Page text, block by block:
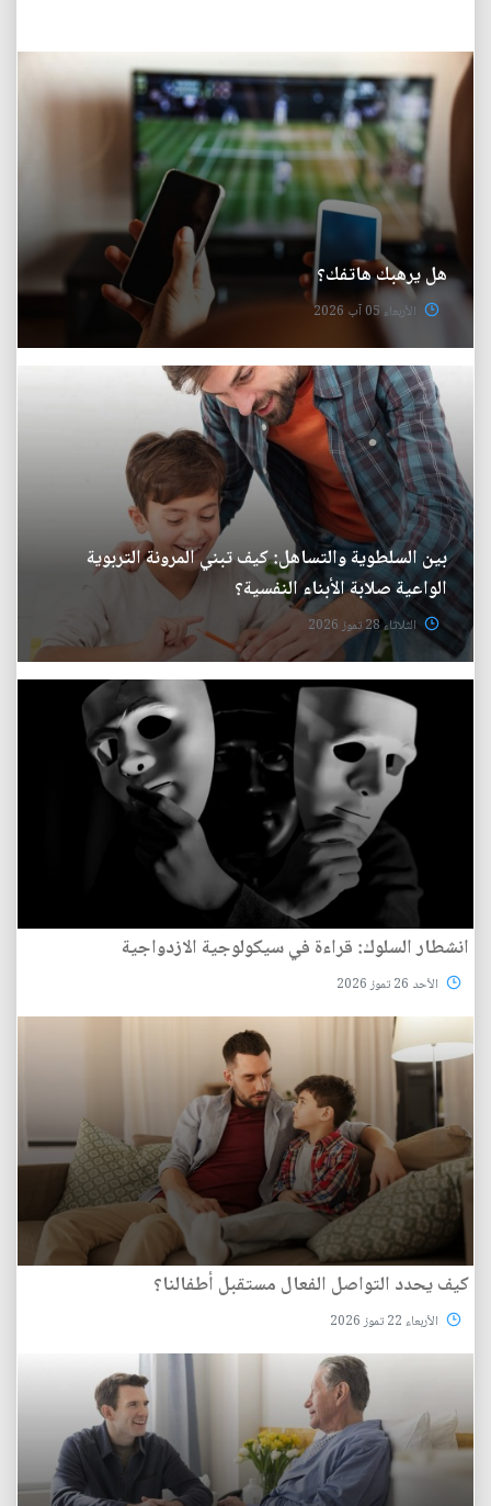
هل يرهبك هاتفك؟
الأربعاء 05 آب 2026
بين السلطوية والتساهل: كيف تبني المرونة التربوية
الواعية صلابة الأبناء النفسية؟
الثلاثاء 28 تموز 2026
انشطار السلوك: قراءة في سيكولوجية الازدواجية
الأحد 26 تموز 2026
كيف يحدد التواصل الفعال مستقبل أطفالنا؟
الأربعاء 22 تموز 2026